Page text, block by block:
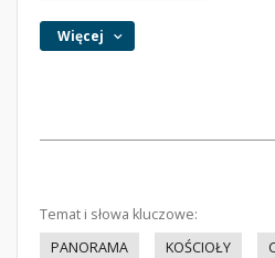
Więcej
Temat i słowa kluczowe:
PANORAMA
KOŚCIOŁY